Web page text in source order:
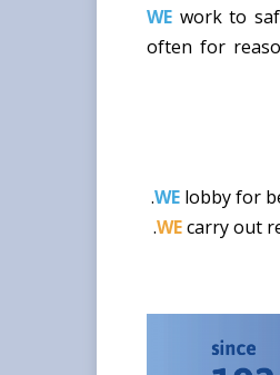
WE work to
often for
WE lobby for
WEcarry out